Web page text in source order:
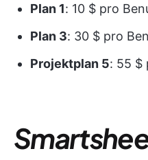
Plan 1: 10 $ pro
Plan 3: 30 $ pro
Projektplan 5: 55 $